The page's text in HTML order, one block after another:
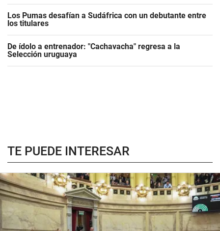
Los Pumas desafían a Sudáfrica con un debutante entre
los titulares
De ídolo a entrenador: "Cachavacha" regresa a la
Selección uruguaya
TE PUEDE INTERESAR